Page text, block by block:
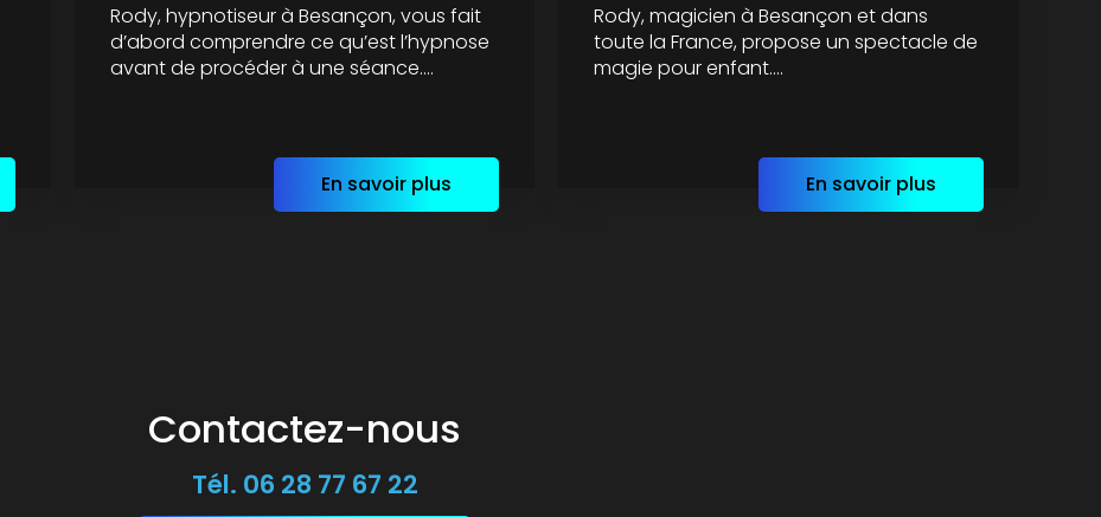
Rody, hypnotiseur à Besançon, vous fait
d’abord comprendre ce qu’est l’hypnose
avant de procéder à une séance....
En savoir plus
Rody, magicien à Besançon et dans
toute la France, propose un spectacle de
magie pour enfant....
En savoir plus
Contactez-nous
Tél. 06 28 77 67 22